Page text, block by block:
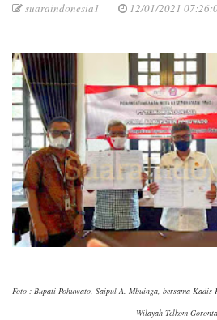
suaraindonesia1 12/01/2021
Foto : Bupati Pohuwato, Saipul A. Mbuinga, bersama Kadis
Wilayah Telkom